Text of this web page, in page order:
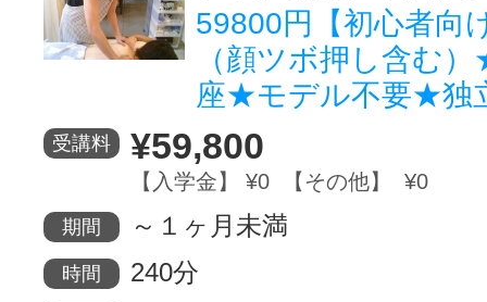
59800円【初心者向
（顔ツボ押し含む
座★モデル不要★独
受講料 ¥59,800
【入学金】 ¥0 【その他】 ¥0
期間 ～１ヶ月未満
時間 240分